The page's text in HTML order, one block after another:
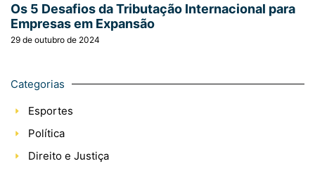
Os 5 Desafios da Tributação Internacional para
Empresas em Expansão
29 de outubro de 2024
Categorias
Esportes
Política
Direito e Justiça